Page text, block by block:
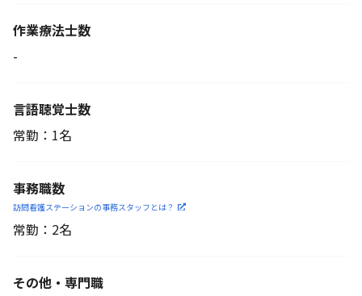
作業療法士数
-
言語聴覚士数
常勤：1名
事務職数
訪問看護ステーションの事務スタッフとは？
常勤：2名
その他・専門職